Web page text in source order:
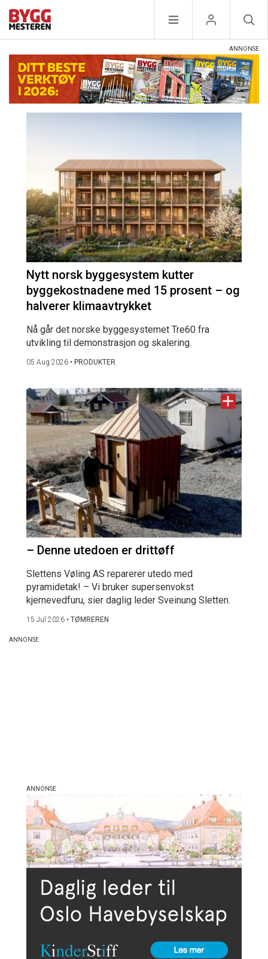
Nytt norsk byggesystem kutter
byggekostnadene med 15 prosent – og
halverer klimaavtrykket
Nå går det norske byggesystemet Tre60 fra
utvikling til demonstrasjon og skalering.
05 Aug 2026 • PRODUKTER
– Denne utedoen er drittøff
Slettens Vøling AS reparerer utedo med
pyramidetak! – Vi bruker supersenvokst
kjernevedfuru, sier daglig leder Sveinung Sletten.
15 Jul 2026 • TØMREREN